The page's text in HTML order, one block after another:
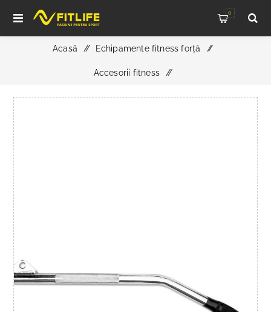
0
Acasă / Echipamente fitness forță /
Accesorii fitness /
Bara pentru tracțiuni lat 120 cm cu mânere din cauciuc,